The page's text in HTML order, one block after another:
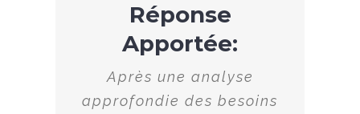
Réponse
Apportée:
Après une analyse
approfondie des besoins